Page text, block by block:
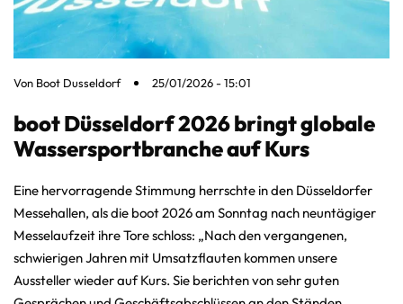
Von Boot Dusseldorf 25/01/2026 - 15:01
boot Düsseldorf 2026 bringt globale
Wassersportbranche auf Kurs
Eine hervorragende Stimmung herrschte in den Düsseldorfer
Messehallen, als die boot 2026 am Sonntag nach neuntägiger
Messelaufzeit ihre Tore schloss: „Nach den vergangenen,
schwierigen Jahren mit Umsatzflauten kommen unsere
Aussteller wieder auf Kurs. Sie berichten von sehr guten